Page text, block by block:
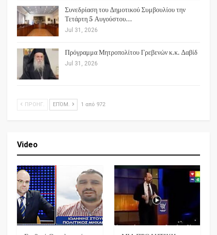
Συνεδρίαση του Δημοτικού Συμβουλίου την
Τετάρτη 5 Αυγούστου…
Jul 31, 2026
Πρόγραμμα Μητροπολίτου Γρεβενών κ.κ. Δαβίδ
Jul 31, 2026
ΠΡΟΗΓ. ΕΠΌΜ. 1 από 972
Video